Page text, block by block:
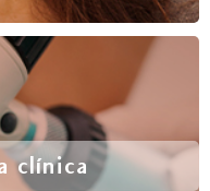
clínica